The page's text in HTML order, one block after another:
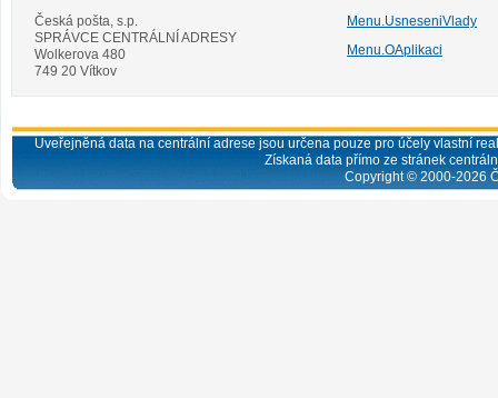
Česká pošta, s.p.
SPRÁVCE CENTRÁLNÍ ADRESY
Wolkerova 480
749 20 Vítkov
Menu.UsneseniVlady
Menu.OAplikaci
Uveřejněná data na centrální adrese jsou určena pouze pro účely vlastní
Získaná data přímo ze stránek
Copyright © 2000-2026